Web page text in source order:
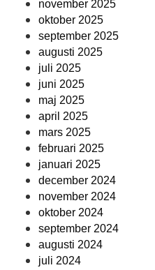
november 2025
oktober 2025
september 2025
augusti 2025
juli 2025
juni 2025
maj 2025
april 2025
mars 2025
februari 2025
januari 2025
december 2024
november 2024
oktober 2024
september 2024
augusti 2024
juli 2024